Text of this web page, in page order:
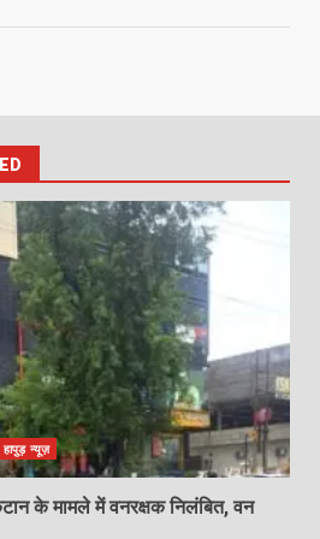
न्यूज़
के मामले में वनरक्षक निलंबित, वन